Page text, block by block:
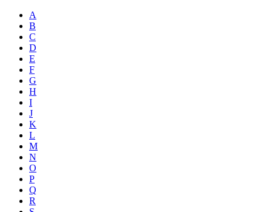
A
B
C
D
E
F
G
H
I
J
K
L
M
N
O
P
Q
R